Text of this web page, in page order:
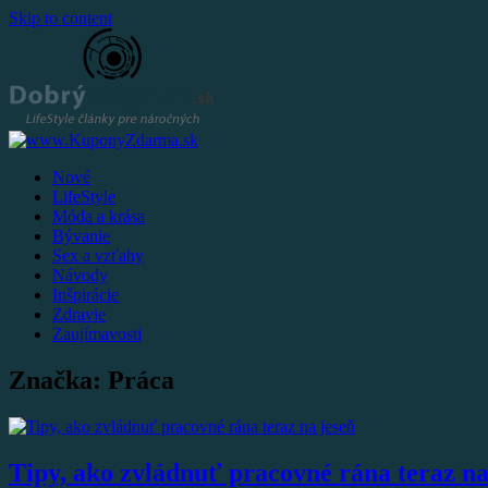
Skip to content
Nové
LifeStyle
Móda a krása
Bývanie
Sex a vzťahy
Návody
Inšpirácie
Zdravie
Zaujímavosti
Značka: Práca
Tipy, ako zvládnuť pracovné rána teraz